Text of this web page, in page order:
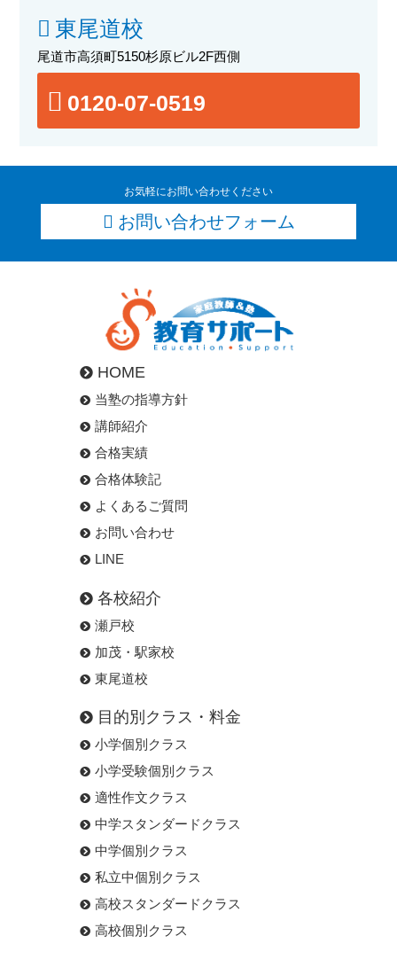
東尾道校
尾道市高須町5150杉原ビル2F西側
0120-07-0519
お気軽にお問い合わせください
お問い合わせフォーム
HOME
当塾の指導方針
講師紹介
合格実績
合格体験記
よくあるご質問
お問い合わせ
LINE
各校紹介
瀬戸校
加茂・駅家校
東尾道校
目的別クラス・料金
小学個別クラス
小学受験個別クラス
適性作文クラス
中学スタンダードクラス
中学個別クラス
私立中個別クラス
高校スタンダードクラス
高校個別クラス